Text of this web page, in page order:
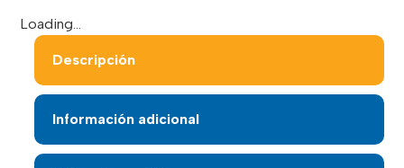
Loading...
Descripción
Información adicional